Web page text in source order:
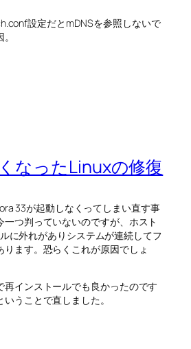
設定だとmDNSを参照しないで
なったLinuxの修復
33が起動しなくってしまい直す事
一つ判っていないのですが、ホスト
に外れがありシステムが連続してフ
ります。恐らくこれが原因でしょ
再インストールでも良かったのです
うことで直しました。